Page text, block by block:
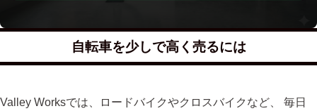
自転車を少しで高く売るには
Valley Worksでは、ロードバイクやクロスバイクなど、 毎日